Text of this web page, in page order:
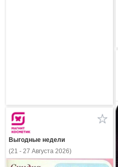
Выгодные недели
(21 - 27 Августа 2026)